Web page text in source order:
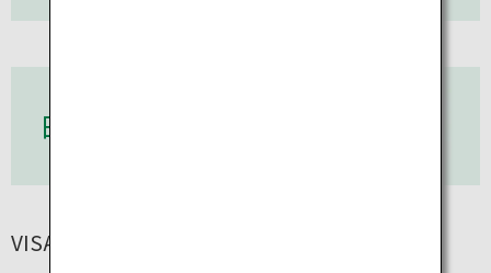
日本円を引き出す
VISAカードでお引き出しの場合